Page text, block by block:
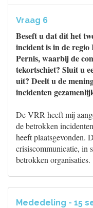
Vraag 6
Beseft u dat dit het
incident is in de
Pernis, waarbij de
tekortschiet? Sluit u
uit? Deelt u de
incidenten
De VRR heeft mij
de betrokken
heeft plaatsgevonden.
crisiscommunicatie, in
betrokken organisaties.
Mededeling - 15